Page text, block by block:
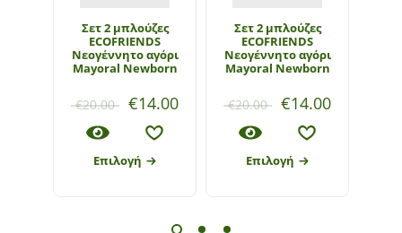
Σετ 2 μπλούζες
ECOFRIENDS
Νεογέννητο αγόρι
Mayoral Newborn
€20.00 €14.00
Επιλογή
Σετ 2 μπλούζες
ECOFRIENDS
Νεογέννητο αγόρι
Mayoral Newborn
€20.00 €14.00
Επιλογή